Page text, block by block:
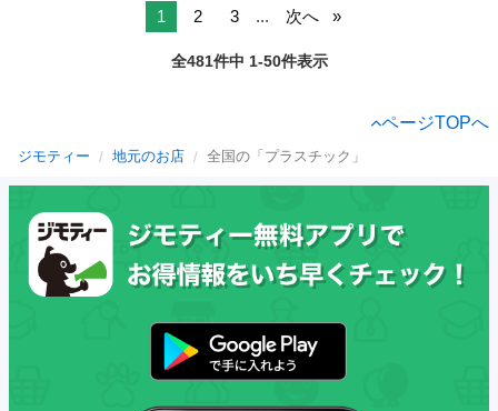
1 2 3 ... 次へ
全481件中 1-50件表示
ページTOPへ
ジモティー 地元のお店 全国の「プラスチック」